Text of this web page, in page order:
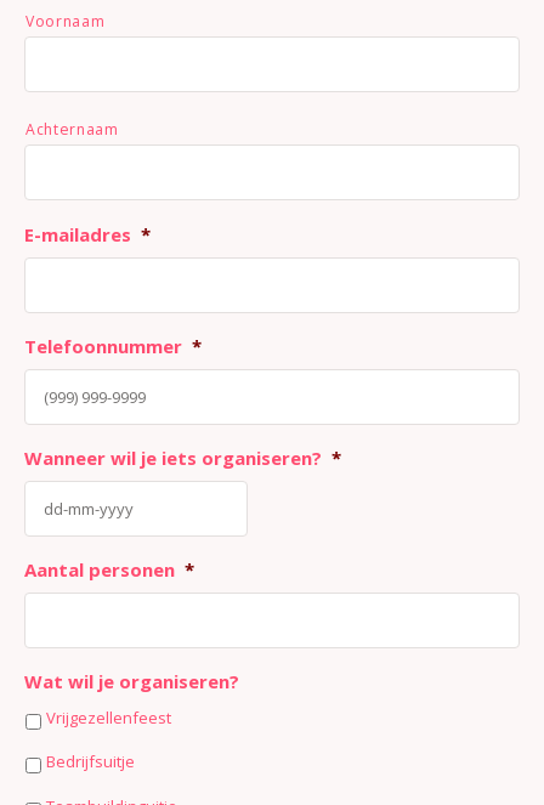
Voornaam
Achternaam
E-mailadres *
Telefoonnummer *
Wanneer wil je iets organiseren? *
Aantal personen *
Wat wil je organiseren?
Vrijgezellenfeest
Bedrijfsuitje